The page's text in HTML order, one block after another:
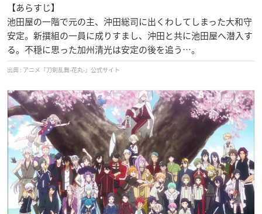
【あらすじ】
池田屋の一階で元の主、沖田総司に出くわしてしまった大和守
安定。新撰組の一員に成りすまし、沖田と共に池田屋へ潜入す
る。不穏に思った加州清光は安定の後を追う…。
アニメ『刀剣乱舞-花丸-』公式サイト